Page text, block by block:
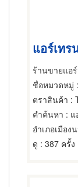
แอร์เทร
ร้านขายแอ
ชื่อหมวดหมู่
ตราสินค้า :
คำค้นหา : แ
อำเภอเมือง
ดู : 387 ครั้ง